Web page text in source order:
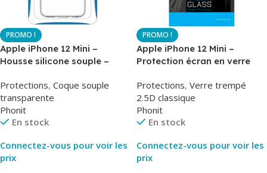
Apple iPhone 12 Mini –
Housse silicone souple –
Phonit
Protections, Coque souple
transparente
Phonit
En stock
Connectez-vous pour voir les
prix
Apple iPhone 12 Mini –
Protection écran en verre
Protections, Verre trempé
2.5D classique
Phonit
En stock
Connectez-vous pour voir les
prix